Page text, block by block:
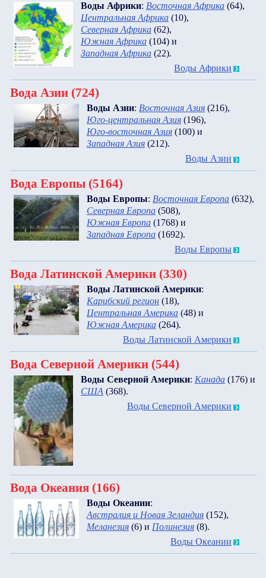
Воды Африки: Восточная Африка (64),
Центральная Африка (10),
Северная Африка (62),
Южная Африка (104) и
Западная Африка (22).
Воды Африки
Вода Азии (724)
Воды Азии: Восточная Азия (216),
Юго-центральная Азия (196),
Юго-восточная Азия (100) и
Западная Азия (212).
Воды Азии
Вода Европы (5164)
Воды Европы: Восточная Европа (632),
Северная Европа (508),
Южная Европа (1768) и
Западная Европа (1692).
Воды Европы
Вода Латинской Америки (330)
Воды Латинской Америки:
Карибский регион (18),
Центральная Америка (48) и
Южная Америка (264).
Воды Латинской Америки
Вода Северной Америки (544)
Воды Северной Америки: Канада (176) и
США (368).
Воды Северной Америки
Вода Океания (166)
Воды Океании:
Австралия и Новая Зеландия (152),
Меланезия (6) и Полинезия (8).
Воды Океании